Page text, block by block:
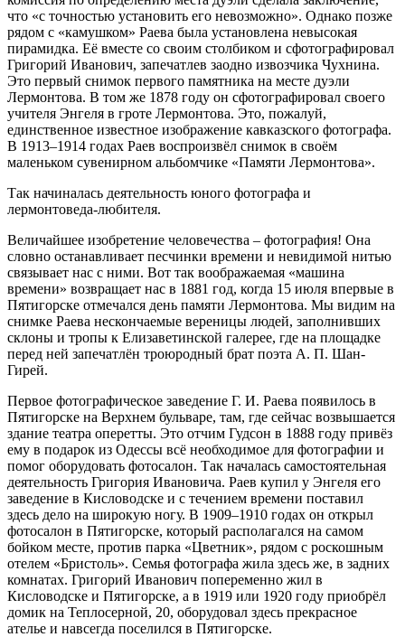
что «с точностью установить его невозможно». Однако позже
рядом с «камушком» Раева была установлена невысокая
пирамидка. Её вместе со своим столбиком и сфотографировал
Григорий Иванович, запечатлев заодно извозчика Чухнина.
Это первый снимок первого памятника на месте дуэли
Лермонтова. В том же 1878 году он сфотографировал своего
учителя Энгеля в гроте Лермонтова. Это, пожалуй,
единственное известное изображение кавказского фотографа.
В 1913–1914 годах Раев воспроизвёл снимок в своём
маленьком сувенирном альбомчике «Памяти Лермонтова».
Так начиналась деятельность юного фотографа и
лермонтоведа-любителя.
Величайшее изобретение человечества – фотография! Она
словно останавливает песчинки времени и невидимой нитью
связывает нас с ними. Вот так воображаемая «машина
времени» возвращает нас в 1881 год, когда 15 июля впервые в
Пятигорске отмечался день памяти Лермонтова. Мы видим на
снимке Раева нескончаемые вереницы людей, заполнивших
склоны и тропы к Елизаветинской галерее, где на площадке
перед ней запечатлён троюродный брат поэта А. П. Шан-
Гирей.
Первое фотографическое заведение Г. И. Раева появилось в
Пятигорске на Верхнем бульваре, там, где сейчас возвышается
здание театра оперетты. Это отчим Гудсон в 1888 году привёз
ему в подарок из Одессы всё необходимое для фотографии и
помог оборудовать фотосалон. Так началась самостоятельная
деятельность Григория Ивановича. Раев купил у Энгеля его
заведение в Кисловодске и с течением времени поставил
здесь дело на широкую ногу. В 1909–1910 годах он открыл
фотосалон в Пятигорске, который располагался на самом
бойком месте, против парка «Цветник», рядом с роскошным
отелем «Бристоль». Семья фотографа жила здесь же, в задних
комнатах. Григорий Иванович попеременно жил в
Кисловодске и Пятигорске, а в 1919 или 1920 году приобрёл
домик на Теплосерной, 20, оборудовал здесь прекрасное
ателье и навсегда поселился в Пятигорске.